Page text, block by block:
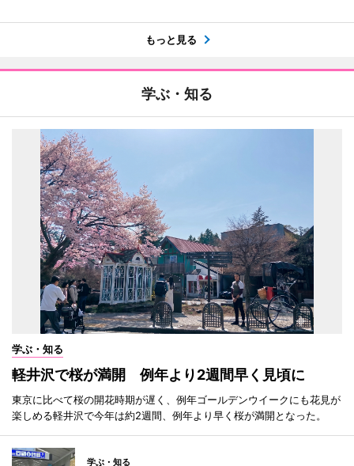
もっと見る
学ぶ・知る
学ぶ・知る
軽井沢で桜が満開 例年より2週間早く見頃に
東京に比べて桜の開花時期が遅く、例年ゴールデンウイークにも花見が
楽しめる軽井沢で今年は約2週間、例年より早く桜が満開となった。
学ぶ・知る